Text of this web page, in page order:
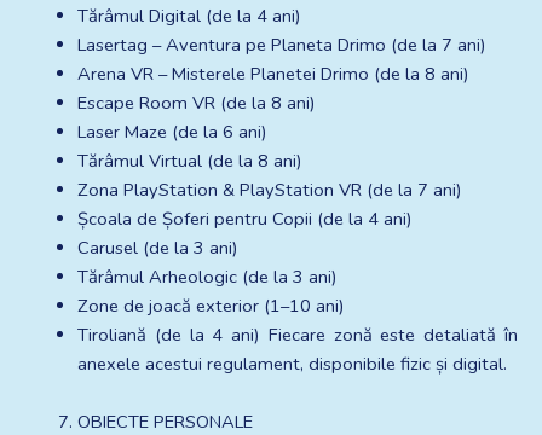
Tărâmul Digital (de la 4 ani)
Lasertag – Aventura pe Planeta Drimo (de la 7 ani)
Arena VR – Misterele Planetei Drimo (de la 8 ani)
Escape Room VR (de la 8 ani)
Laser Maze (de la 6 ani)
Tărâmul Virtual (de la 8 ani)
Zona PlayStation & PlayStation VR (de la 7 ani)
Școala de Șoferi pentru Copii (de la 4 ani)
Carusel (de la 3 ani)
Tărâmul Arheologic (de la 3 ani)
Zone de joacă exterior (1–10 ani)
Tiroliană (de la 4 ani) Fiecare zonă este detaliată în
anexele acestui regulament, disponibile fizic și digital.
OBIECTE PERSONALE